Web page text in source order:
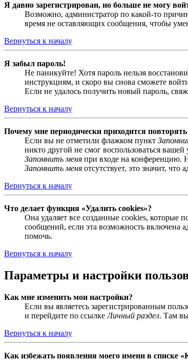
Я давно зарегистрирован, но больше не могу
Возможно, администратор по какой-то
время не оставляющих сообщения, чтобы
Вернуться к началу
Я забыл пароль!
Не паникуйте! Хотя пароль нельзя
инструкциям, и скоро вы снова сможете
Если не удалось получить новый пароль,
Вернуться к началу
Почему мне периодически приходится
Если вы не отметили флажком пункт
никто другой не смог воспользоваться
Запомнить меня при входе на конференцию.
Запомнить меня отсутствует, это значит,
Вернуться к началу
Что делает функция «Удалить cookies»?
Она удаляет все созданные cookies, которые
сообщений, если эта возможность включена
помочь.
Вернуться к началу
Параметры и настройки
Как мне изменить мои настройки?
Если вы являетесь зарегистрированным
и перейдите по ссылкеЛичный раздел. Там
Вернуться к началу
Как избежать появления моего имени в списке